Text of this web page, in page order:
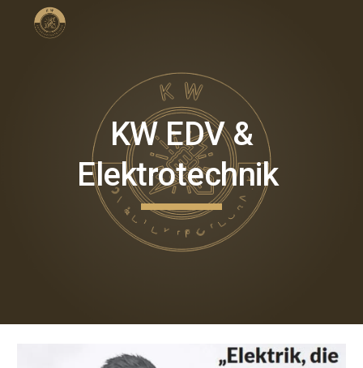
Skip to main content
KW EDV &
Elektrotechnik